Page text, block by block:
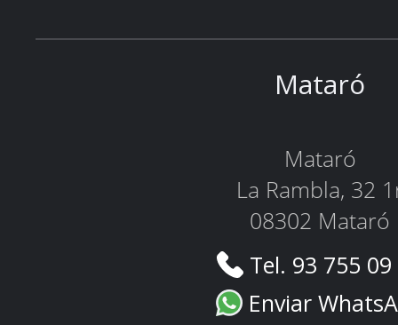
Mataró
Mataró
La Rambla, 32
08302 Mataró
Tel. 93 755
Enviar